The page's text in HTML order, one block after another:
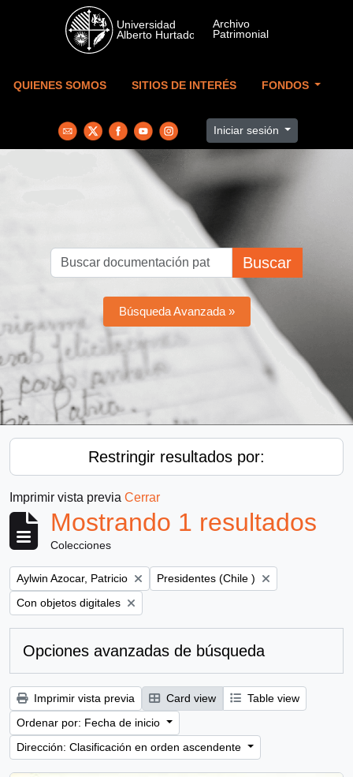
Skip to main content
QUIENES SOMOS SITIOS DE INTERÉS FONDOS
Iniciar sesión
Buscar
Búsqueda Avanzada »
Restringir resultados por:
Imprimir vista previa Cerrar
Mostrando 1 resultados
Colecciones
Remove filter:
Aylwin Azocar, Patricio Remove filter:
Presidentes (Chile )
Remove filter:
Con objetos digitales
Opciones avanzadas de búsqueda
Imprimir vista previa Card view
Table view
Ordenar por: Fecha de inicio
Dirección: Clasificación en orden ascendente